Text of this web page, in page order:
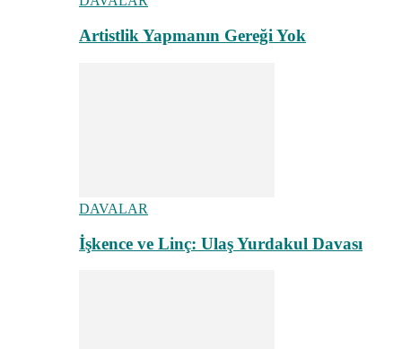
Artistlik Yapmanın Gereği Yok
DAVALAR
İşkence ve Linç: Ulaş Yurdakul Davası